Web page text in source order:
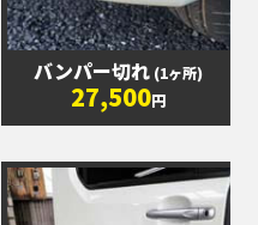
バンパー切れ (1ヶ所)
27,500円